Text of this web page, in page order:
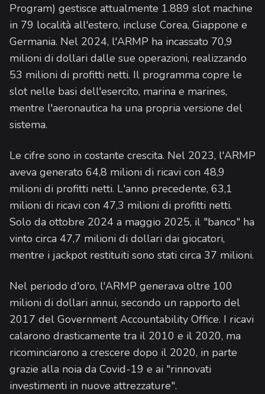
Program) gestisce attualmente 1.889 slot machine
in 79 località all'estero, incluse Corea, Giappone e
Germania. Nel 2024, l'ARMP ha incassato 70,9
milioni di dollari dalle sue operazioni, realizzando
53 milioni di profitti netti. Il programma copre le
slot nelle basi dell'esercito, marina e marines,
mentre l'aeronautica ha una propria versione del
sistema.
Le cifre sono in costante crescita. Nel 2023, l'ARMP
aveva generato 64,8 milioni di ricavi con 48,9
milioni di profitti netti. L'anno precedente, 63,1
milioni di ricavi con 47,3 milioni di profitti netti.
Solo da ottobre 2024 a maggio 2025, il "banco" ha
vinto circa 47,7 milioni di dollari dai giocatori,
mentre i jackpot restituiti sono stati circa 37 milioni.
Nel periodo d'oro, l'ARMP generava oltre 100
milioni di dollari annui, secondo un rapporto del
2017 del Government Accountability Office. I ricavi
calarono drasticamente tra il 2010 e il 2020, ma
ricominciarono a crescere dopo il 2020, in parte
grazie alla noia da Covid-19 e ai "rinnovati
investimenti in nuove attrezzature".